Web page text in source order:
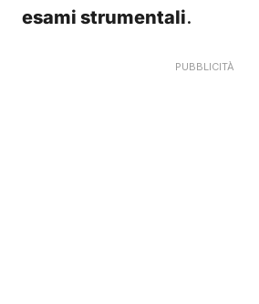
esami strumentali.